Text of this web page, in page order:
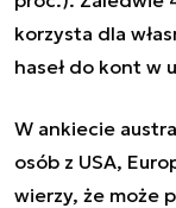
korzysta dla
haseł do kont w
W ankiecie
osób z USA,
wierzy, że może